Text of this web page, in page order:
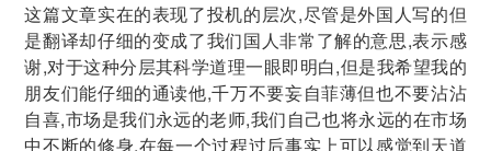
这篇文章实在的表现了投机的层次,尽管是外国人写的但
是翻译却仔细的变成了我们国人非常了解的意思,表示感
谢,对于这种分层其科学道理一眼即明白,但是我希望我的
朋友们能仔细的通读他,千万不要妄自菲薄但也不要沾沾
自喜,市场是我们永远的老师,我们自己也将永远的在市场
中不断的修身,在每一个过程过后事实上可以感觉到天道